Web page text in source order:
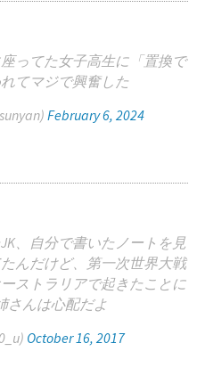
ってた女子高生に「置換で
てマジで興奮した
February 6, 2024
、自分で書いたノートを見
んだけど、第一次世界大戦
ストラリアで起きたことに
さんは心配だよ
October 16, 2017